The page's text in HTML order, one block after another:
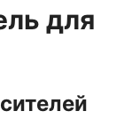
для